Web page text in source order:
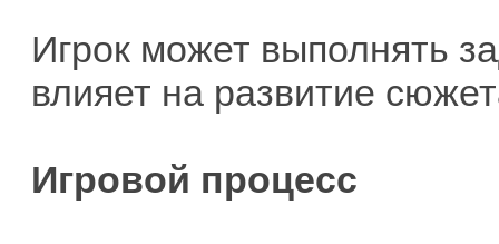
Игрок может выполнять
влияет на развитие
Игровой процесс